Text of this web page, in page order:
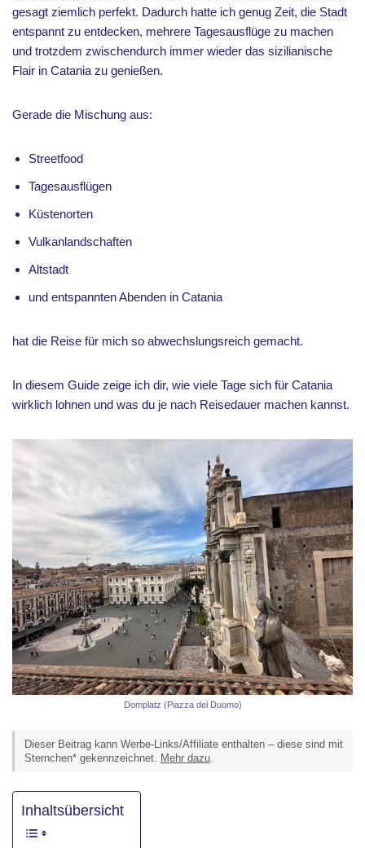
gesagt ziemlich perfekt. Dadurch hatte ich genug Zeit, die Stadt
entspannt zu entdecken, mehrere Tagesausflüge zu machen
und trotzdem zwischendurch immer wieder das sizilianische
Flair in Catania zu genießen.
Gerade die Mischung aus:
Streetfood
Tagesausflügen
Küstenorten
Vulkanlandschaften
Altstadt
und entspannten Abenden in Catania
hat die Reise für mich so abwechslungsreich gemacht.
In diesem Guide zeige ich dir, wie viele Tage sich für Catania
wirklich lohnen und was du je nach Reisedauer machen kannst.
Domplatz (Piazza del Duomo)
Dieser Beitrag kann Werbe-Links/Affiliate enthalten – diese sind mit
Sternchen* gekennzeichnet. Mehr dazu
Inhaltsübersicht